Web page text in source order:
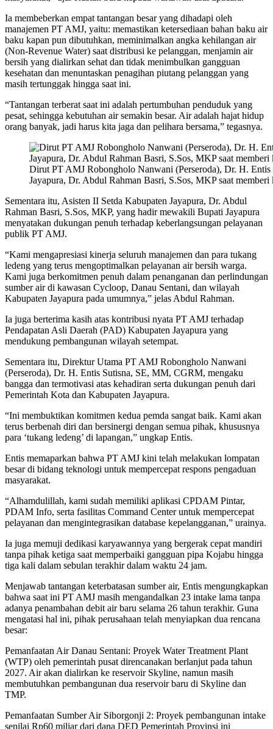
Ia membeberkan empat tantangan besar yang dihadapi oleh
manajemen PT AMJ, yaitu: memastikan ketersediaan bahan baku air
baku kapan pun dibutuhkan, meminimalkan angka kehilangan air
(Non-Revenue Water) saat distribusi ke pelanggan, menjamin air
bersih yang dialirkan sehat dan tidak menimbulkan gangguan
kesehatan dan menuntaskan penagihan piutang pelanggan yang
masih tertunggak hingga saat ini.
“Tantangan terberat saat ini adalah pertumbuhan penduduk yang
pesat, sehingga kebutuhan air semakin besar. Air adalah hajat hidup
orang banyak, jadi harus kita jaga dan pelihara bersama,” tegasnya.
Dirut PT AMJ Robongholo Nanwani (Perseroda), Dr. H.
Jayapura, Dr. Abdul Rahman Basri, S.Sos, MKP saat memberi
Sementara itu, Asisten II Setda Kabupaten Jayapura, Dr. Abdul
Rahman Basri, S.Sos, MKP, yang hadir mewakili Bupati Jayapura
menyatakan dukungan penuh terhadap keberlangsungan pelayanan
publik PT AMJ.
“Kami mengapresiasi kinerja seluruh manajemen dan para tukang
ledeng yang terus mengoptimalkan pelayanan air bersih warga.
Kami juga berkomitmen penuh dalam penanganan dan perlindungan
sumber air di kawasan Cycloop, Danau Sentani, dan wilayah
Kabupaten Jayapura pada umumnya,” jelas Abdul Rahman.
Ia juga berterima kasih atas kontribusi nyata PT AMJ terhadap
Pendapatan Asli Daerah (PAD) Kabupaten Jayapura yang
mendukung pembangunan wilayah setempat.
Sementara itu, Direktur Utama PT AMJ Robongholo Nanwani
(Perseroda), Dr. H. Entis Sutisna, SE, MM, CGRM, mengaku
bangga dan termotivasi atas kehadiran serta dukungan penuh dari
Pemerintah Kota dan Kabupaten Jayapura.
“Ini membuktikan komitmen kedua pemda sangat baik. Kami akan
terus berbenah diri dan bersinergi dengan semua pihak, khususnya
para ‘tukang ledeng’ di lapangan,” ungkap Entis.
Entis memaparkan bahwa PT AMJ kini telah melakukan lompatan
besar di bidang teknologi untuk mempercepat respons pengaduan
masyarakat.
“Alhamdulillah, kami sudah memiliki aplikasi CPDAM Pintar,
PDAM Info, serta fasilitas Command Center untuk mempercepat
pelayanan dan mengintegrasikan database kepelangganan,” urainya.
Ia juga memuji dedikasi karyawannya yang bergerak cepat mandiri
tanpa pihak ketiga saat memperbaiki gangguan pipa Kojabu hingga
tiga kali dalam sebulan terakhir dalam waktu 24 jam.
Menjawab tantangan keterbatasan sumber air, Entis mengungkapkan
bahwa saat ini PT AMJ masih mengandalkan 23 intake lama tanpa
adanya penambahan debit air baru selama 26 tahun terakhir. Guna
mengatasi hal ini, pihak perusahaan telah menyiapkan dua rencana
besar:
Pemanfaatan Air Danau Sentani: Proyek Water Treatment Plant
(WTP) oleh pemerintah pusat direncanakan berlanjut pada tahun
2027. Air akan dialirkan ke reservoir Skyline, namun masih
membutuhkan pembangunan dua reservoir baru di Skyline dan
TMP.
Pemanfaatan Sumber Air Siborgonji 2: Proyek pembangunan intake
senilai Rp60 miliar dari dana DED Pemerintah Provinsi ini